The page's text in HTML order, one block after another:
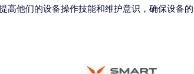
高他们的设备操作技能和维护意识，确保设备的